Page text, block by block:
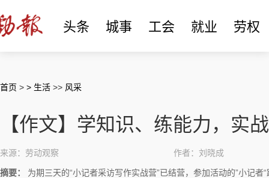
头条 城事 工会 就业 劳权
首页 > > 生活 >> 风采
【作文】学知识、练能力，实
来源：劳动观察 作者：刘晓成
摘要： 为期三天的“小记者采访写作实战营”已结营，参加活动的”小记